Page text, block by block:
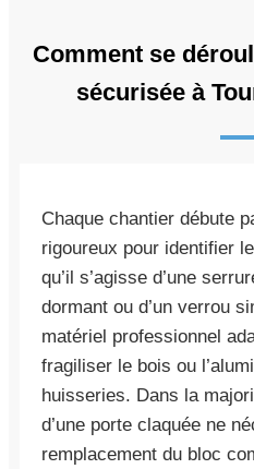
Comment se
sécurisée à
Chaque chantier débute
rigoureux pour identifier
qu’il s’agisse d’une
dormant ou d’un verrou
matériel professionnel
fragiliser le bois ou
huisseries. Dans la
d’une porte claquée ne
remplacement du bloc